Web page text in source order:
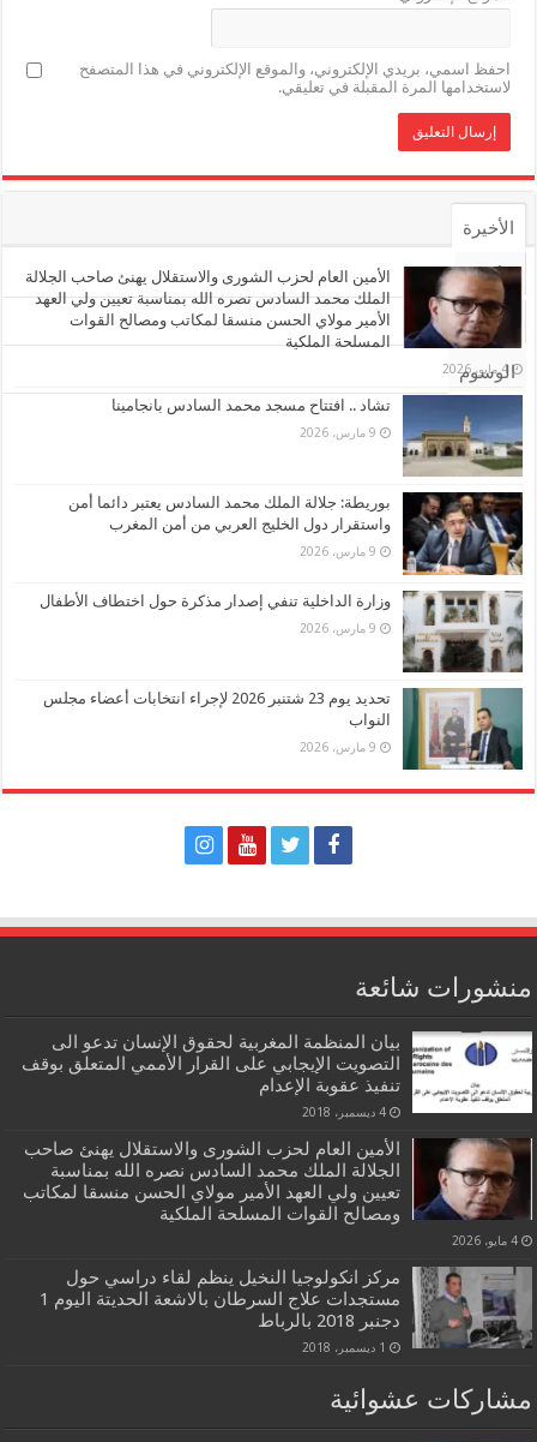
احفظ اسمي، بريدي الإلكتروني، والموقع الإلكتروني في هذا المتصفح
لاستخدامها المرة المقبلة في تعليقي.
الأخيرة
الأشهر
تعليقات
الوسوم
الأمين العام لحزب الشورى والاستقلال يهنئ صاحب الجلالة
الملك محمد السادس نصره الله بمناسبة تعيين ولي العهد
الأمير مولاي الحسن منسقا لمكاتب ومصالح القوات
المسلحة الملكية
4 مايو، 2026
تشاد .. افتتاح مسجد محمد السادس بانجامينا
9 مارس، 2026
بوريطة: جلالة الملك محمد السادس يعتبر دائما أمن
واستقرار دول الخليج العربي من أمن المغرب
9 مارس، 2026
وزارة الداخلية تنفي إصدار مذكرة حول اختطاف الأطفال
9 مارس، 2026
تحديد يوم 23 شتنبر 2026 لإجراء انتخابات أعضاء مجلس
النواب
9 مارس، 2026
منشورات شائعة
بيان المنظمة المغربية لحقوق الإنسان تدعو الى
التصويت الإيجابي على القرار الأممي المتعلق بوقف
تنفيذ عقوبة الإعدام
4 ديسمبر، 2018
الأمين العام لحزب الشورى والاستقلال يهنئ صاحب
الجلالة الملك محمد السادس نصره الله بمناسبة
تعيين ولي العهد الأمير مولاي الحسن منسقا لمكاتب
ومصالح القوات المسلحة الملكية
4 مايو، 2026
مركز انكولوجيا النخيل ينظم لقاء دراسي حول
مستجدات علاج السرطان بالاشعة الحديتة اليوم 1
دجنبر 2018 بالرباط
1 ديسمبر، 2018
مشاركات عشوائية